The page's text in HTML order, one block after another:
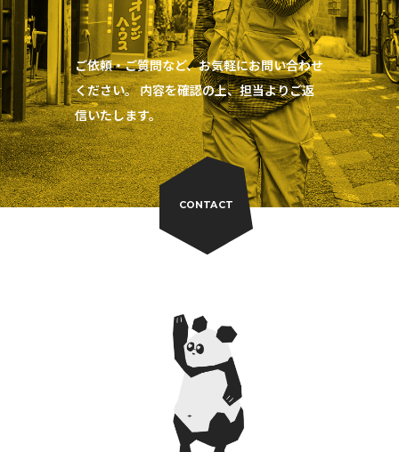
ご依頼・ご質問など、お気軽にお問い合わせ
ください。 内容を確認の上、担当よりご返
信いたします。
CONTACT